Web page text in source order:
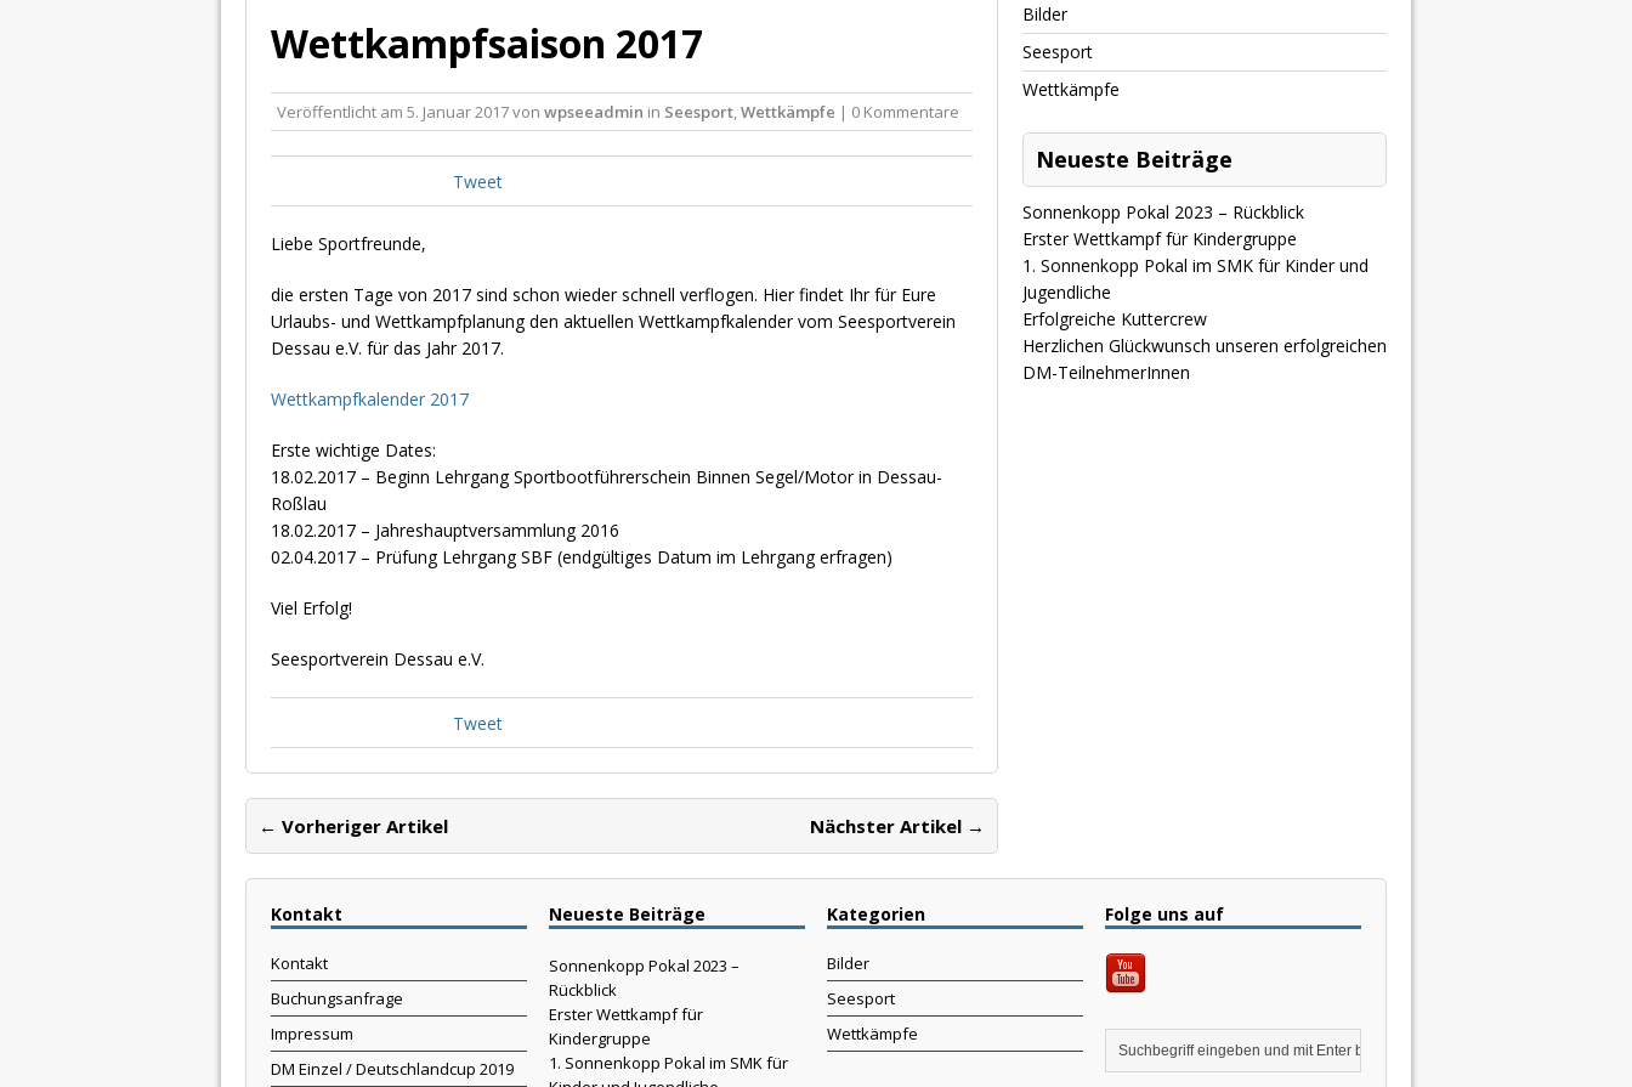
Wettkampfsaison 2017
Veröffentlicht am 5. Januar 2017von wpseeadmin in Seesport,Wettkämpfe | 0 Kommentare
Tweet
Liebe Sportfreunde,
die ersten Tage von 2017 sind schon wieder schnell verflogen. Hier findet Ihr für Eure
Urlaubs- und Wettkampfplanung den aktuellen Wettkampfkalender vom Seesportverein
Dessau e.V. für das Jahr 2017.
Wettkampfkalender 2017
Erste wichtige Dates:
18.02.2017 – Beginn Lehrgang Sportbootführerschein Binnen Segel/Motor in Dessau-
Roßlau
18.02.2017 – Jahreshauptversammlung 2016
02.04.2017 – Prüfung Lehrgang SBF (endgültiges Datum im Lehrgang erfragen)
Viel Erfolg!
Seesportverein Dessau e.V.
Tweet
← Vorheriger Artikel Nächster Artikel →
Bilder
Seesport
Wettkämpfe
Neueste Beiträge
Sonnenkopp Pokal 2023 – Rückblick
Erster Wettkampf für Kindergruppe
1. Sonnenkopp Pokal im SMK für Kinder und
Jugendliche
Erfolgreiche Kuttercrew
Herzlichen Glückwunsch unseren erfolgreichen
DM-TeilnehmerInnen
Kontakt
Kontakt
Buchungsanfrage
Impressum
DM Einzel / Deutschlandcup 2019
Neueste Beiträge
Sonnenkopp Pokal 2023 –
Rückblick
Erster Wettkampf für
Kindergruppe
1. Sonnenkopp Pokal im SMK für
Kategorien
Bilder
Seesport
Wettkämpfe
Folge uns auf